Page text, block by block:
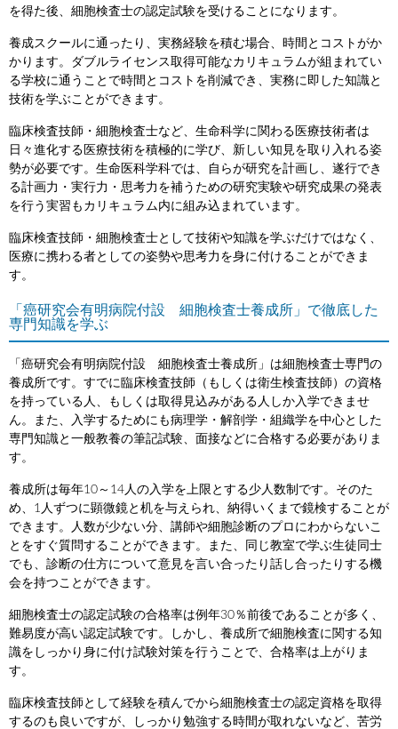
を得た後、細胞検査士の認定試験を受けることになります。
養成スクールに通ったり、実務経験を積む場合、時間とコストがか
かります。ダブルライセンス取得可能なカリキュラムが組まれてい
る学校に通うことで時間とコストを削減でき、実務に即した知識と
技術を学ぶことができます。
臨床検査技師・細胞検査士など、生命科学に関わる医療技術者は
日々進化する医療技術を積極的に学び、新しい知見を取り入れる姿
勢が必要です。生命医科学科では、自らが研究を計画し、遂行でき
る計画力・実行力・思考力を補うための研究実験や研究成果の発表
を行う実習もカリキュラム内に組み込まれています。
臨床検査技師・細胞検査士として技術や知識を学ぶだけではなく、
医療に携わる者としての姿勢や思考力を身に付けることができま
す。
「癌研究会有明病院付設 細胞検査士養成所」で徹底した
専門知識を学ぶ
「癌研究会有明病院付設 細胞検査士養成所」は細胞検査士専門の
養成所です。すでに臨床検査技師（もしくは衛生検査技師）の資格
を持っている人、もしくは取得見込みがある人しか入学できませ
ん。また、入学するためにも病理学・解剖学・組織学を中心とした
専門知識と一般教養の筆記試験、面接などに合格する必要がありま
す。
養成所は毎年10～14人の入学を上限とする少人数制です。そのた
め、1人ずつに顕微鏡と机を与えられ、納得いくまで鏡検することが
できます。人数が少ない分、講師や細胞診断のプロにわからないこ
とをすぐ質問することができます。また、同じ教室で学ぶ生徒同士
でも、診断の仕方について意見を言い合ったり話し合ったりする機
会を持つことができます。
細胞検査士の認定試験の合格率は例年30％前後であることが多く、
難易度が高い認定試験です。しかし、養成所で細胞検査に関する知
識をしっかり身に付け試験対策を行うことで、合格率は上がりま
す。
臨床検査技師として経験を積んでから細胞検査士の認定資格を取得
するのも良いですが、しっかり勉強する時間が取れないなど、苦労